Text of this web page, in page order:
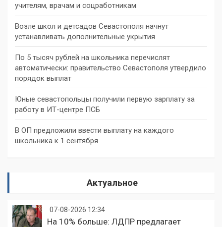
учителям, врачам и соцработникам
Возле школ и детсадов Севастополя начнут
устанавливать дополнительные укрытия
По 5 тысяч рублей на школьника перечислят
автоматически: правительство Севастополя утвердило
порядок выплат
Юные севастопольцы получили первую зарплату за
работу в ИТ-центре ПСБ
В ОП предложили ввести выплату на каждого
школьника к 1 сентября
Актуальное
07-08-2026 12:34
На 10% больше: ЛДПР предлагает